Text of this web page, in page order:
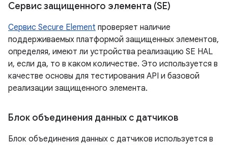
Сервис защищенного элемента (SE)
Сервис Secure Element проверяет наличие
поддерживаемых платформой защищенных элементов,
определяя, имеют ли устройства реализацию SE HAL
и, если да, то в каком количестве. Это используется в
качестве основы для тестирования API и базовой
реализации защищенного элемента.
Блок объединения данных с датчиков
Блок объединения данных с датчиков используется в